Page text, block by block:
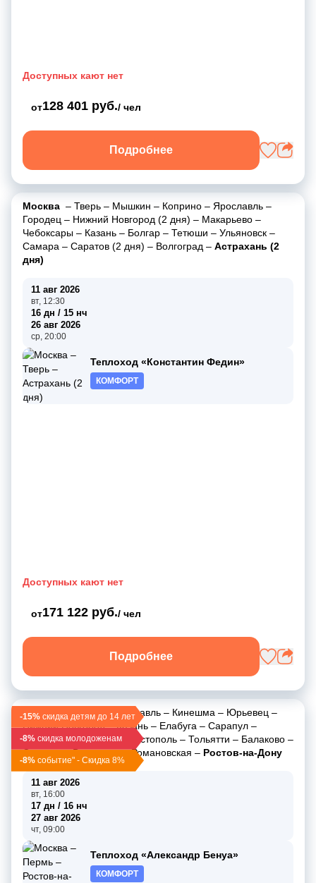
Доступных кают нет
от128 401 руб./ чел
Подробнее
Москва – Тверь – Мышкин – Коприно – Ярославль –
Городец – Нижний Новгород (2 дня) – Макарьево –
Чебоксары – Казань – Болгар – Тетюши – Ульяновск –
Самара – Саратов (2 дня) – Волгоград – Астрахань (2
дня)
11 авг 2026
вт, 12:30
16 дн / 15 нч
26 авг 2026
ср, 20:00
Теплоход «Константин Федин»
КОМФОРТ
Доступных кают нет
от171 122 руб./ чел
Подробнее
-15% скидка детям до 14 лет
-8% скидка молодоженам
-8% событие" - Скидка 8%
Москва –Углич–Ярославль – Кинешма – Юрьевец –
Нижний Новгород–Казань – Елабуга – Сарапул –
Пермь–Чайковский– Чистополь – Тольятти – Балаково –
Саратов–Волгоград–Романовская – Ростов-на-Дону
11 авг 2026
вт, 16:00
17 дн / 16 нч
27 авг 2026
чт, 09:00
Теплоход «Александр Бенуа»
КОМФОРТ